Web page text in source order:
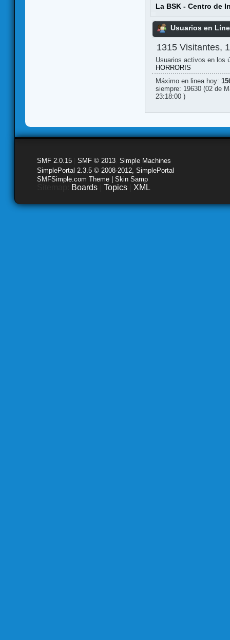
La BSK - Centro de
Usuarios en
1315 Visitantes,
Usuarios activos en los
HORRORIS
Máximo en linea hoy:
siempre: 19630 (02 de
23:18:00 )
SMF 2.0.15 SMF © 2013 Simple Machines
SimplePortal 2.3.5 © 2008-2012, SimplePortal
SMFSimple.com Theme | Skin Samp
Boards Topics XML